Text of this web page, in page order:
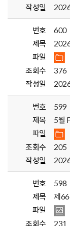
작성일
번호
600
제목
파일
조회수
376
작성일
번호
599
제목
5월
파일
조회수
205
작성일
번호
598
제목
제
파일
조회수
231